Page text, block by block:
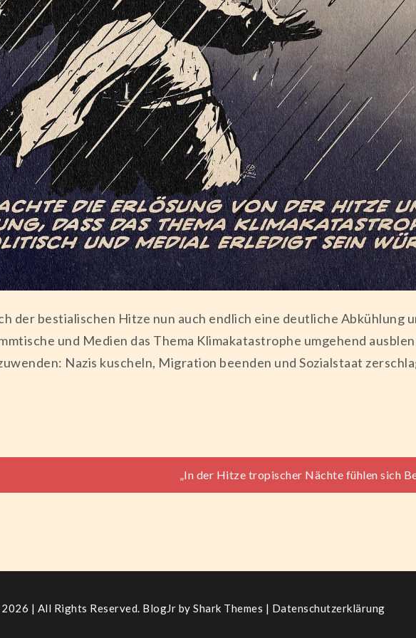
der bestialischen Hitze nun auch endlich eine deutliche Abkühlung
und Medien das Thema Klimakatastrophe umgehend
Nazis kuscheln, Migration beenden und Sozialstaat
„In der Hitze tropischer Nächte fühlen sich
| All Rights Reserved. BlogJr byShark Themes | Datenschutzerklärung